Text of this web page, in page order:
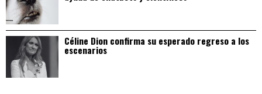
Céline Dion confirma su esperado regreso a los
escenarios